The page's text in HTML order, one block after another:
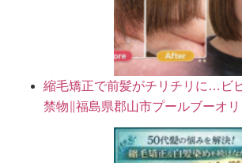
縮毛矯正で前髪がチリチリに…ビ
禁物∥福島県郡山市プールブーオ